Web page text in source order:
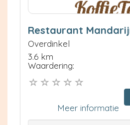
Restaurant
Overdinkel
3.6 km
Waardering:
Meer informatie